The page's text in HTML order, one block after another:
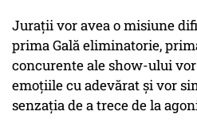
Jurații vor avea o misiune
prima Gală eliminatorie,
concurente ale show-ului
emoțiile cu adevărat și vor
senzația de a trece de la